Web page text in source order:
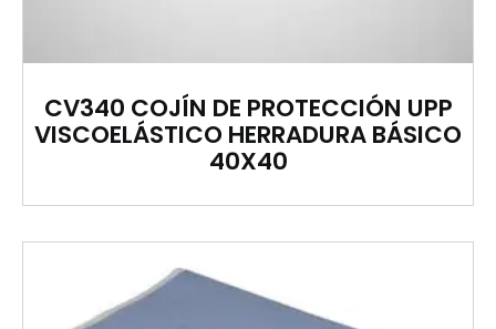
CV340 COJÍN DE PROTECCIÓN UPP
VISCOELÁSTICO HERRADURA BÁSICO
40X40